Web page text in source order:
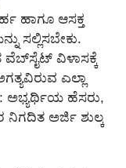
ಹಾಗೂ ಆಸಕ್ತ
ಸಲ್ಲಿಸಬೇಕು.
ವಿಳಾಸಕ್ಕೆ
ಎಲ್ಲಾ
ಅಭ್ಯರ್ಥಿಯ ಹೆಸರು,
ನಿಗದಿತ ಅರ್ಜಿ ಶುಲ್ಕ